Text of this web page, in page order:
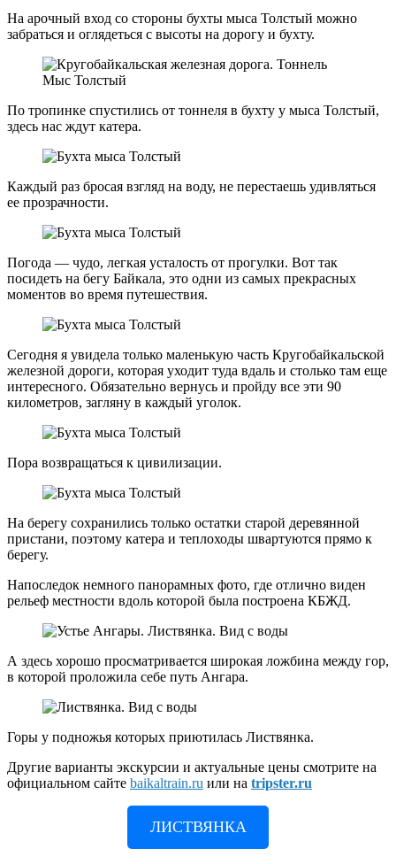
На арочный вход со стороны бухты мыса Толстый можно
забраться и оглядеться с высоты на дорогу и бухту.
По тропинке спустились от тоннеля в бухту у мыса Толстый,
здесь нас ждут катера.
Каждый раз бросая взгляд на воду, не перестаешь удивляться
ее прозрачности.
Погода — чудо, легкая усталость от прогулки. Вот так
посидеть на бегу Байкала, это одни из самых прекрасных
моментов во время путешествия.
Сегодня я увидела только маленькую часть Кругобайкальской
железной дороги, которая уходит туда вдаль и столько там еще
интересного. Обязательно вернусь и пройду все эти 90
километров, загляну в каждый уголок.
Пора возвращаться к цивилизации.
На берегу сохранились только остатки старой деревянной
пристани, поэтому катера и теплоходы швартуются прямо к
берегу.
Напоследок немного панорамных фото, где отлично виден
рельеф местности вдоль которой была построена КБЖД.
А здесь хорошо просматривается широкая ложбина между гор,
в которой проложила себе путь Ангара.
Горы у подножья которых приютилась Листвянка.
Другие варианты экскурсии и актуальные цены смотрите на
официальном сайте baikaltrain.ru или на tripster.ru
ЛИСТВЯНКА